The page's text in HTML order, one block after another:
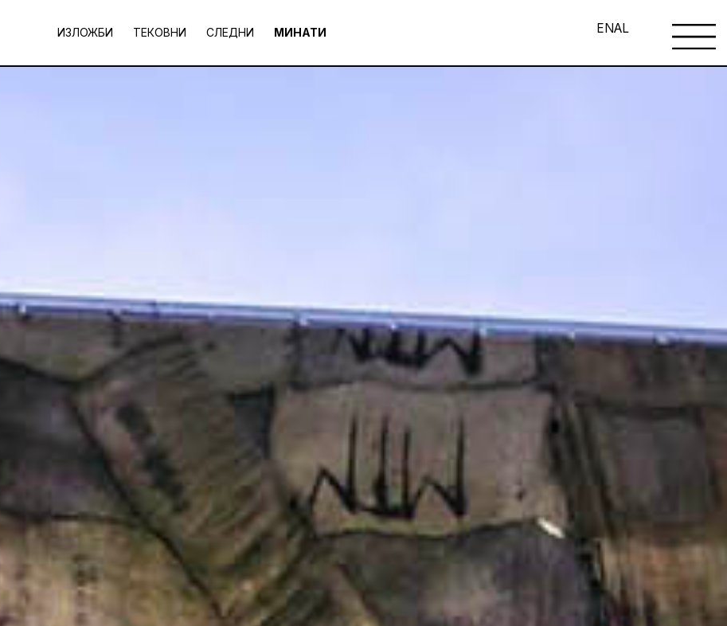
ИЗЛОЖБИ ТЕКОВНИ СЛЕДНИ МИНАТИ ENAL